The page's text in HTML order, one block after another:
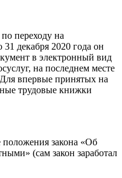
переходу на
декабря 2020 года он
в электронный вид
на последнем месте
впервые принятых на
трудовые книжки
положения закона «Об
(сам закон заработал